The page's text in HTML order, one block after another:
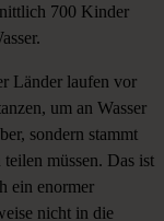
700 Kinder
Länder laufen vor
um an Wasser
sondern stammt
müssen. Das ist
ein enormer
nicht in die